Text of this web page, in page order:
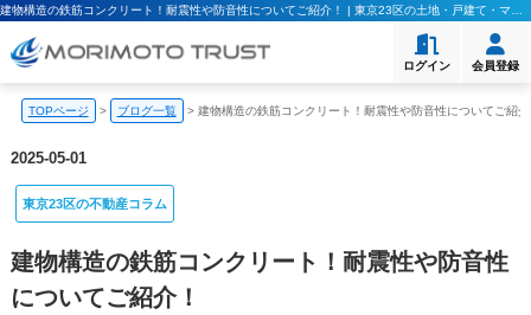
ログイン 会員登録
TOPページ > ブログ一覧 > 建物構造の鉄筋コンクリート！耐震性や防音性についてご紹
2025-05-01
東京23区の不動産コラム
建物構造の鉄筋コンクリート！耐震性や防音性
についてご紹介！